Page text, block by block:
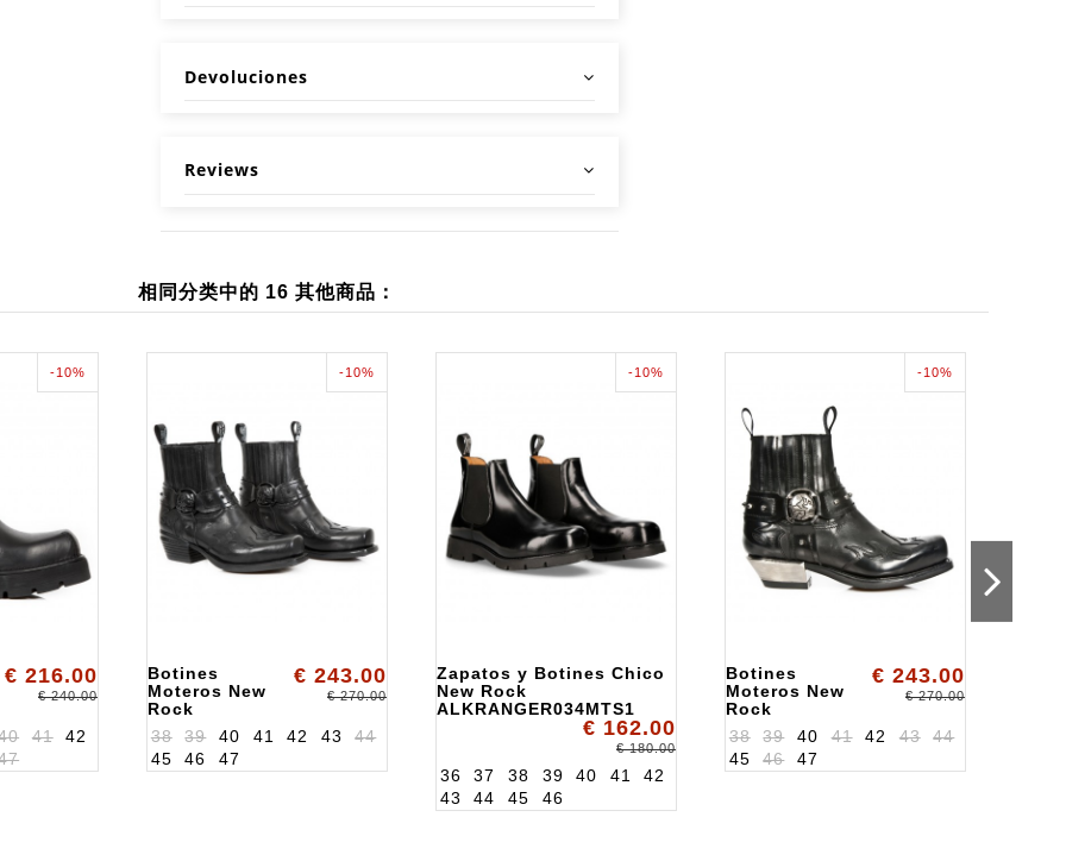
Devoluciones
Reviews
相同分类中的 16 其他商品：
-10%
€ 216.00
€ 240.00
41
42
-10%
Botines
Moteros New
Rock
ALK7966S5
€ 243.00
€ 270.00
38 39 40 41 42 43
44
45
46 47
-10%
Zapatos y Botines Chico
New Rock
ALKRANGER034MTS1
€ 162.00
€ 180.00
36 37 38 39 40 41
42
43
44 45 46
-10%
Botines
Moteros New
Rock
ALK7966S1
€ 243.00
€ 270.00
38 39 40 41 42 43
44
45
46 47